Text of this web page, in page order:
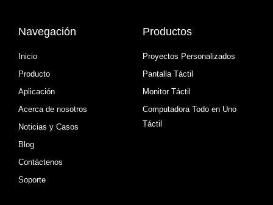
Navegación
Inicio
Producto
Aplicación
Acerca de nosotros
Noticias y Casos
Blog
Contáctenos
Soporte
Productos
Proyectos Personalizados
Pantalla Táctil
Monitor Táctil
Computadora Todo en Uno
Táctil